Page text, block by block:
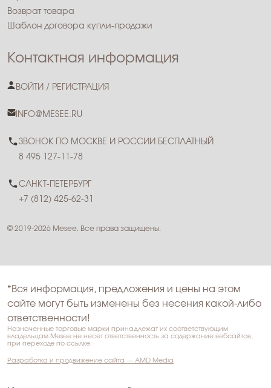
Возврат товара
Шаблон договора купли-продажи
Контактная информация
ВОЙТИ / РЕГИСТРАЦИЯ
INFO@MESEE.RU
ЗВОНОК ПО МОСКВЕ И РОССИИ БЕСПЛАТНЫЙ
8 495 127-11-78
САНКТ-ПЕТЕРБУРГ
+7 (812) 425-62-31
© 2019-2026 Mesee. Все права защищены.
*Вся информация, предложения и цены на этом
сайте могут быть изменены без несения какой-либо
ответственности!
Назначенные торговые марки принадлежат их соответствующим
владельцам.Mesee не несет ответственность за содержание вебсайтов,
при переходе по ссылке.
Разработка и продвижение сайта — AMD Media